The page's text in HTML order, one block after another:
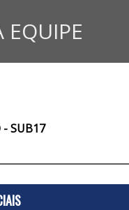
EQUIPE
- SUB17